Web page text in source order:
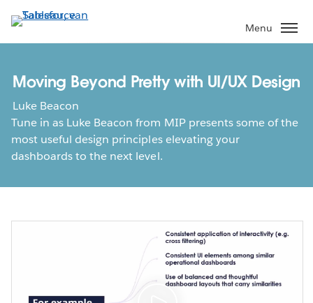
Verder
naar
hoofdinhoud
Menu
Moving Beyond Pretty with UI/UX Design
Luke Beacon
Tune in as Luke Beacon from MIP presents some of the
most useful design principles elevating your
dashboards to the next level.